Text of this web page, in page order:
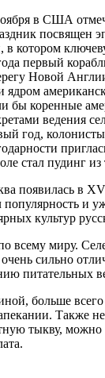
в США
посвящен
в котором
первый
Новой
ядром
бы коренные
ведения
год,
стал пудинг
появилась в
и
культур
всему миру.
сильно
питательных
больше всего
Также
тыкву, можно